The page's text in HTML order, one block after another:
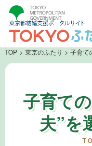
TOP > 東京のふたり > 子育て
子育て
夫”を